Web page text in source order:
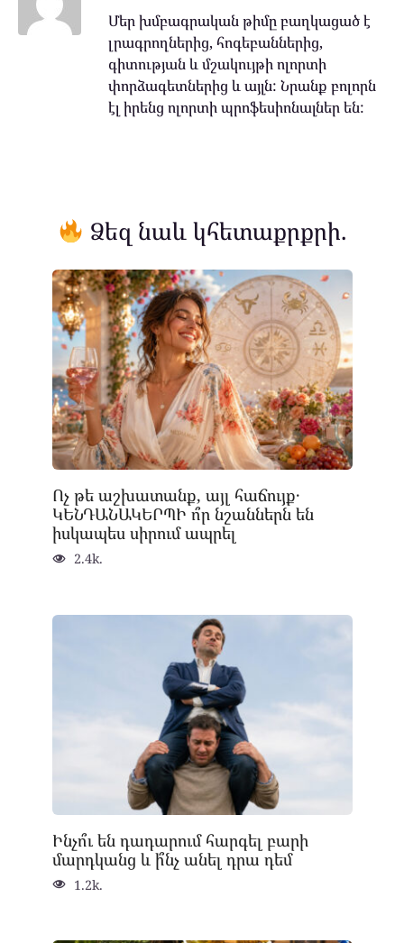
Մեր խմբագրական թիմը բաղկացած է
լրագրողներից, հոգեբաններից,
գիտության և մշակույթի ոլորտի
փորձագետներից և այլն: Նրանք բոլորն
էլ իրենց ոլորտի պրոֆեսիոնալներ են:
Ձեզ նաև կհետաքրքրի.
Ոչ թե աշխատանք, այլ հաճույք․
ԿԵՆԴԱՆԱԿԵՐՊԻ ո՞ր նշաններն են
իսկապես սիրում ապրել
2.4k.
Ինչո՞ւ են դադարում հարգել բարի
մարդկանց և ի՞նչ անել դրա դեմ
1.2k.